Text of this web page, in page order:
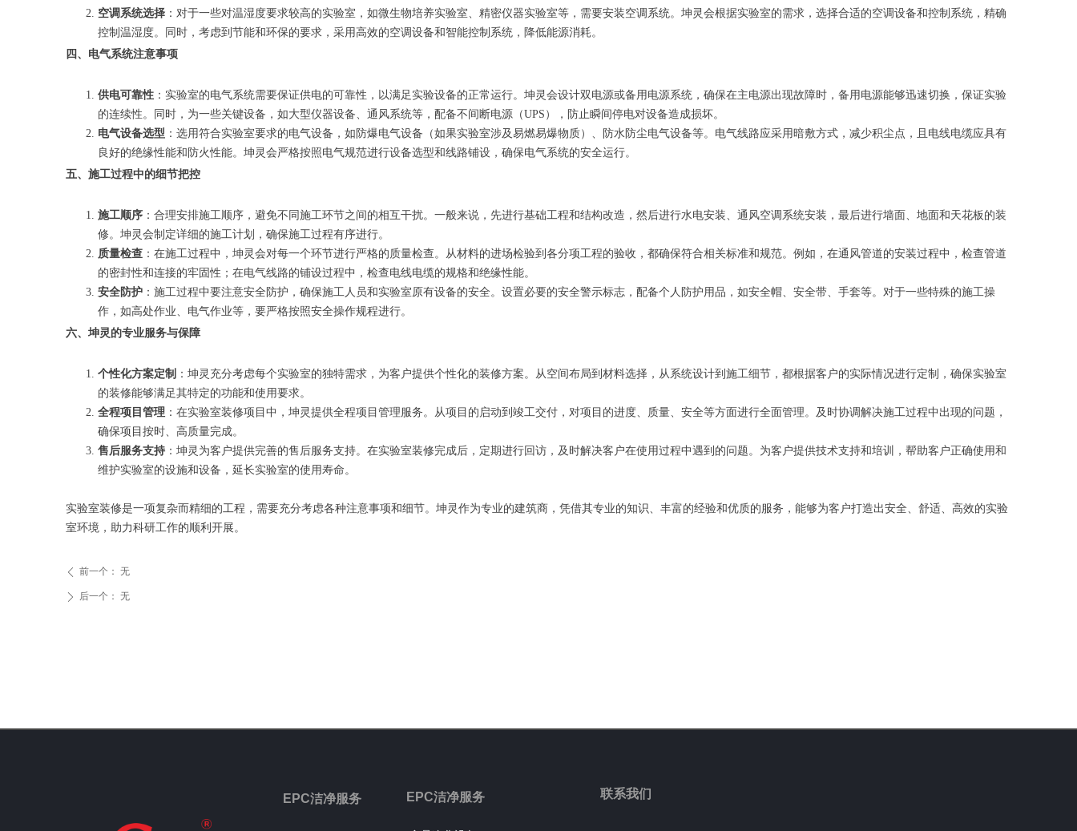
空调系统选择 ：对于一些对温湿度要求较高的实验室，如微生物培养实验室、精密仪器实验室等，需要安装空调系统。坤灵会根据实验室的需求，选择合适的空调设备和控制系统，精确
控制温湿度。同时，考虑到节能和环保的要求，采用高效的空调设备和智能控制系统，降低能源消耗。
四、电气系统注意事项
供电可靠性 ：实验室的电气系统需要保证供电的可靠性，以满足实验设备的正常运行。坤灵会设计双电源或备用电源系统，确保在主电源出现故障时，备用电源能够迅速切换，保证实验
的连续性。同时，为一些关键设备，如大型仪器设备、通风系统等，配备不间断电源（UPS），防止瞬间停电对设备造成损坏。
电气设备选型 ：选用符合实验室要求的电气设备，如防爆电气设备（如果实验室涉及易燃易爆物质）、防水防尘电气设备等。电气线路应采用暗敷方式，减少积尘点，且电线电缆应具有
良好的绝缘性能和防火性能。坤灵会严格按照电气规范进行设备选型和线路铺设，确保电气系统的安全运行。
五、施工过程中的细节把控
施工顺序 ：合理安排施工顺序，避免不同施工环节之间的相互干扰。一般来说，先进行基础工程和结构改造，然后进行水电安装、通风空调系统安装，最后进行墙面、地面和天花板的装
修。坤灵会制定详细的施工计划，确保施工过程有序进行。
质量检查 ：在施工过程中，坤灵会对每一个环节进行严格的质量检查。从材料的进场检验到各分项工程的验收，都确保符合相关标准和规范。例如，在通风管道的安装过程中，检查管道
的密封性和连接的牢固性；在电气线路的铺设过程中，检查电线电缆的规格和绝缘性能。
安全防护 ：施工过程中要注意安全防护，确保施工人员和实验室原有设备的安全。设置必要的安全警示标志，配备个人防护用品，如安全帽、安全带、手套等。对于一些特殊的施工操
作，如高处作业、电气作业等，要严格按照安全操作规程进行。
六、坤灵的专业服务与保障
个性化方案定制 ：坤灵充分考虑每个实验室的独特需求，为客户提供个性化的装修方案。从空间布局到材料选择，从系统设计到施工细节，都根据客户的实际情况进行定制，确保实验室
的装修能够满足其特定的功能和使用要求。
全程项目管理 ：在实验室装修项目中，坤灵提供全程项目管理服务。从项目的启动到竣工交付，对项目的进度、质量、安全等方面进行全面管理。及时协调解决施工过程中出现的问题，
确保项目按时、高质量完成。
售后服务支持 ：坤灵为客户提供完善的售后服务支持。在实验室装修完成后，定期进行回访，及时解决客户在使用过程中遇到的问题。为客户提供技术支持和培训，帮助客户正确使用和
维护实验室的设施和设备，延长实验室的使用寿命。
实验室装修是一项复杂而精细的工程，需要充分考虑各种注意事项和细节。坤灵作为专业的建筑商，凭借其专业的知识、丰富的经验和优质的服务，能够为客户打造出安全、舒适、高效的实验
室环境，助力科研工作的顺利开展。
ꄴ 前一个： 无
ꄲ 后一个： 无
EPC洁净服务 EPC洁净服务 联系我们